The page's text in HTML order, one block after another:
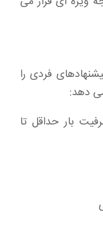
فردی را
دهد:
بار حداقل تا